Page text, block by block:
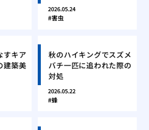
2026.05.24
害虫
すキア
建築美
秋のハイキングでスズメ
バチ一匹に追われた際の
対処
2026.05.22
蜂